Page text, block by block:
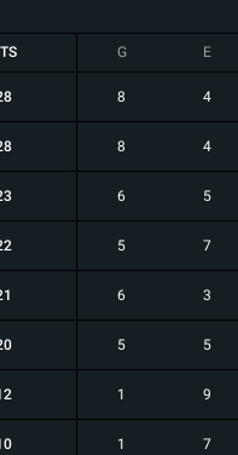
G E
8 4
8 4
6 5
5 7
6 3
5 5
1 9
1 7